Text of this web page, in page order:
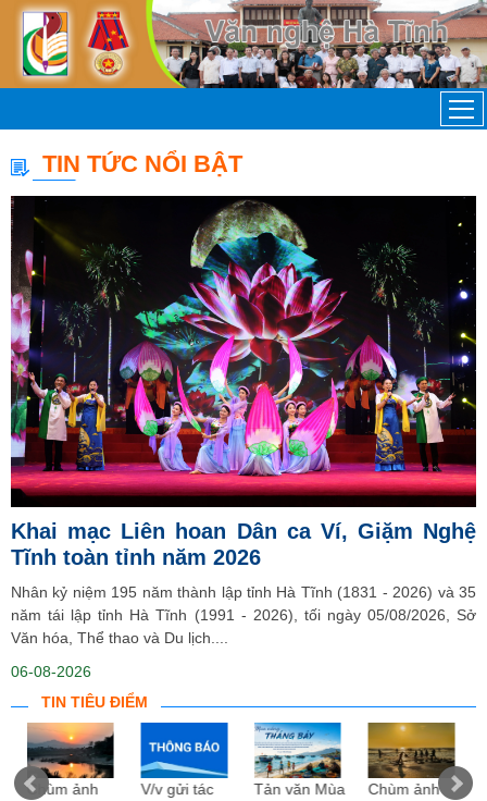
TIN TỨC NỔI BẬT
Khai mạc Liên hoan Dân ca Ví, Giặm Nghệ
Tĩnh toàn tỉnh năm 2026
Nhân kỷ niệm 195 năm thành lập tỉnh Hà Tĩnh (1831 - 2026) và 35
năm tái lập tỉnh Hà Tĩnh (1991 - 2026), tối ngày 05/08/2026, Sở
Văn hóa, Thể thao và Du lịch....
06-08-2026
TIN TIÊU ĐIỂM
Chùm ảnh
V/v gửi tác
Tản văn Mùa
Chùm ảnh